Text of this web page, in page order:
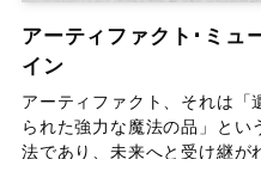
アーティファクト･ミュ
イン
アーティファクト、それは「
られた強力な魔法の品」とい
法であり、未来へと受け継が